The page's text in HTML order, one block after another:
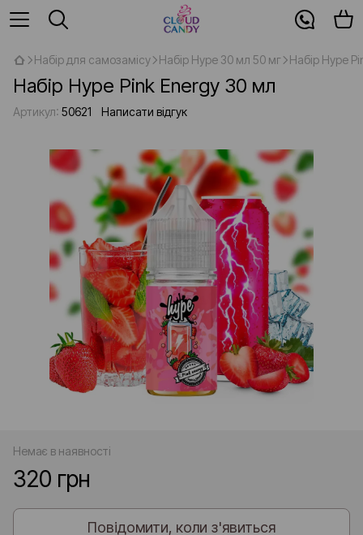
Набір для самозамісу Набір Hype 30 мл 50 мг Набір Hype
Набір Hype Pink Energy 30 мл
Артикул: 50621 Написати відгук
Немає в наявності
320 грн
Повідомити, коли з'явиться